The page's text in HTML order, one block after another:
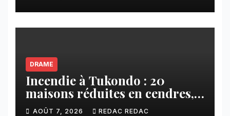
DRAME
Incendie à Tukondo : 20
maisons réduites en cendres,
plusieurs familles sans abri
AOÛT 7, 2026 REDAC REDAC